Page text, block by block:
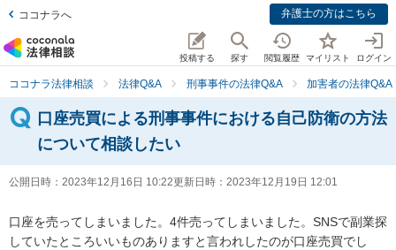
ココナラへ 弁護士の方はこちら
投稿する 探す 閲覧履歴 マイリスト ログイン
ココナラ法律相談 法律Q&A 刑事事件の法律Q&A 加害者の法律Q&A
口座売買による刑事事件における自己防衛の方法
について相談したい
公開日時： 2023年12月16日 10:22更新日時： 2023年12月19日 12:01
口座を売ってしまいました。4件売ってしまいました。SNSで副業探
していたところいいものありますと言われしたのが口座売買でし